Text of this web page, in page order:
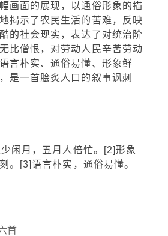
画面的展现，以通俗形象的描
揭示了农民生活的苦难，反映
的社会现实，表达了对统治阶
比僧恨，对劳动人民辛苦劳动
言朴实、通俗易懂、形象鲜
是一首脍炙人口的叙事讽刺
闲月，五月人倍忙。[2]形象
。[3]语言朴实，通俗易懂。
首